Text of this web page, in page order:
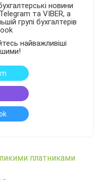
новини
та VIBER, а
групі бухгалтерів
найважливіші
платниками